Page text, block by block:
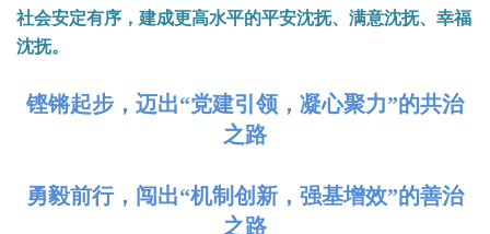
社会安定有序，建成更高水平的平安沈抚、满意沈抚、幸福
沈抚。
铿锵起步，迈出“党建引领，凝心聚力”的共治
之路
勇毅前行，闯出“机制创新，强基增效”的善治
之路